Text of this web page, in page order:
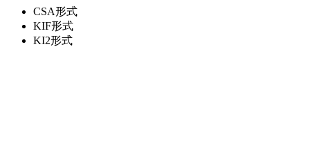
CSA形式
KIF形式
KI2形式